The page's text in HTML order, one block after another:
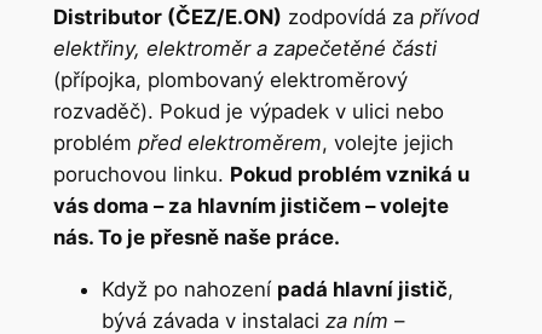
Distributor (ČEZ/E.ON) zodpovídá za přívod
elektřiny, elektroměr a zapečetěné části
(přípojka, plombovaný elektroměrový
rozvaděč). Pokud je výpadek v ulici nebo
problém před elektroměrem, volejte jejich
poruchovou linku. Pokud problém vzniká u
vás doma – za hlavním jističem – volejte
nás. To je přesně naše práce.
Když po nahození padá hlavní jistič,
bývá závada v instalaci za ním –